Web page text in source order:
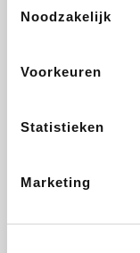
Noodzakelijk
Voorkeuren
Statistieken
Marketing
CheapTickets.be